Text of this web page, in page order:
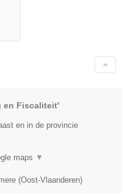
en Fiscaliteit'
en in de provincie
maps ▼
(Oost-Vlaanderen)